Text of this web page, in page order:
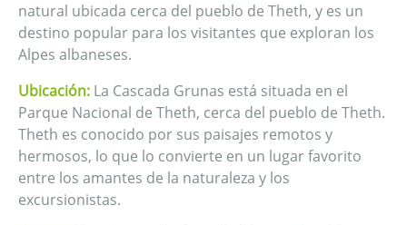
natural ubicada cerca del pueblo de Theth, y es un
destino popular para los visitantes que exploran los
Alpes albaneses.
Ubicación: La Cascada Grunas está situada en el
Parque Nacional de Theth, cerca del pueblo de Theth.
Theth es conocido por sus paisajes remotos y
hermosos, lo que lo convierte en un lugar favorito
entre los amantes de la naturaleza y los
excursionistas.